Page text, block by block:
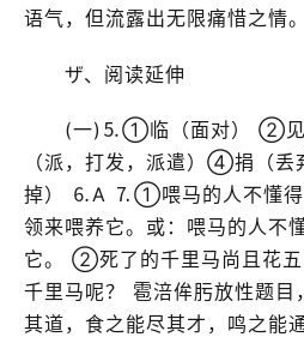
语气，但流露出无限痛惜之情。
ザ、阅读延伸
(一)⒌①临（面对） ②见
（派，打发，派遣）④捐（丢
掉） ⒍A ⒎①喂马的人不懂得
领来喂养它。或：喂马的人不
它。 ②死了的千里马尚且花五
千里马呢？ 雹涪侔肟放性题目
其道，食之能尽其才，鸣之